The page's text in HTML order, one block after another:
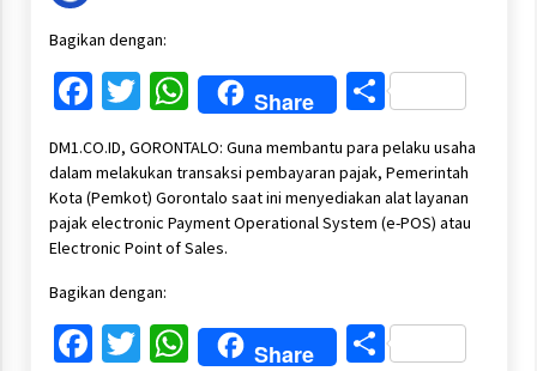
Bagikan dengan:
Facebook
Twitter
WhatsApp
Share Share
DM1.CO.ID, GORONTALO: Guna membantu para pelaku usaha
dalam melakukan transaksi pembayaran pajak, Pemerintah
Kota (Pemkot) Gorontalo saat ini menyediakan alat layanan
pajak electronic Payment Operational System (e-POS) atau
Electronic Point of Sales.
Bagikan dengan:
Facebook
Twitter
WhatsApp
Share Share